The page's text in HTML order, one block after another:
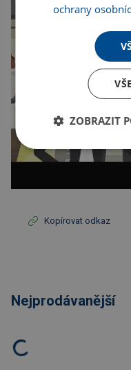
Kopírovat odkaz
Nejprodávanější
ochrany
ZOBRAZIT